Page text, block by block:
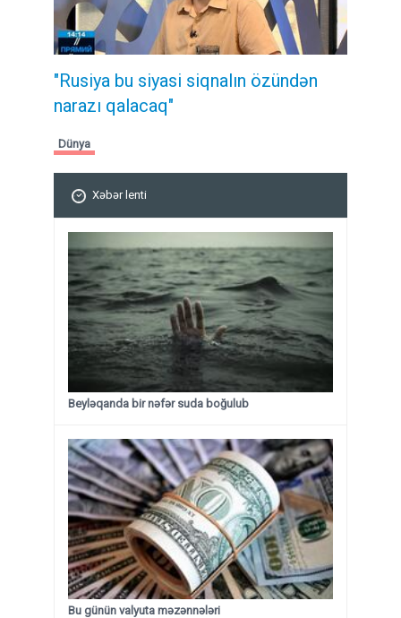
"Rusiya bu siyasi siqnalın özündən
narazı qalacaq"
Dünya
Xəbər lenti
Beyləqanda bir nəfər suda boğulub
Bu günün valyuta məzənnələri